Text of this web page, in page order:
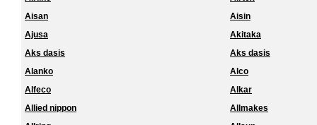
Aisan
Aisin
Ajusa
Akitaka
Aks dasis
Aks dasis
Alanko
Alco
Alfeco
Alkar
Allied nippon
Allmakes